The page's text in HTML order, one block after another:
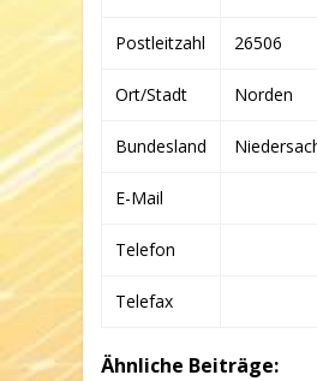
Postleitzahl 26506
Ort/Stadt Norden
Bundesland
E-Mail
Telefon
Telefax
Ähnliche Beiträge: